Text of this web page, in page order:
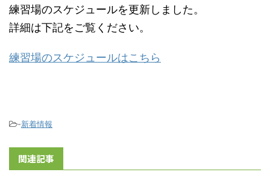
練習場のスケジュールを更新しました。
詳細は下記をご覧ください。
練習場のスケジュールはこちら
-新着情報
関連記事